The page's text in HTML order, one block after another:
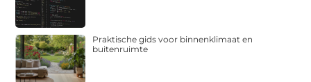
Praktische gids voor binnenklimaat en
buitenruimte